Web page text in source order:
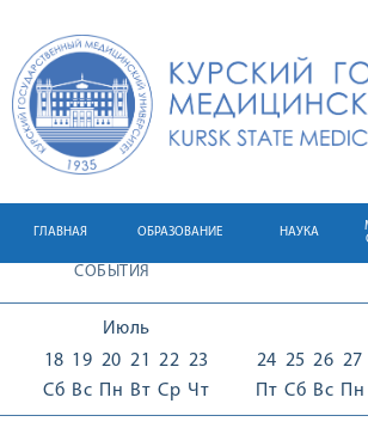
ГЛАВНАЯ ОБРАЗОВАНИЕ НАУКА
СОБЫТИЯ
Июль
18
Сб
19
Вс
20
Пн
21
Вт
22
Ср
23
Чт
24
Пт
25
Сб
26
Вс
27
Пн